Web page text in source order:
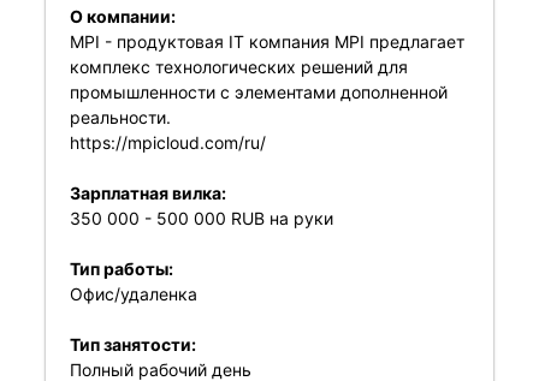
О компании:
MPI - продуктовая IT компания MPI предлагает
комплекс технологических решений для
промышленности с элементами дополненной
реальности.
https://mpicloud.com/ru/
Зарплатная вилка:
350 000 - 500 000 RUB на руки
Тип работы:
Офис/удаленка
Тип занятости:
Полный рабочий день